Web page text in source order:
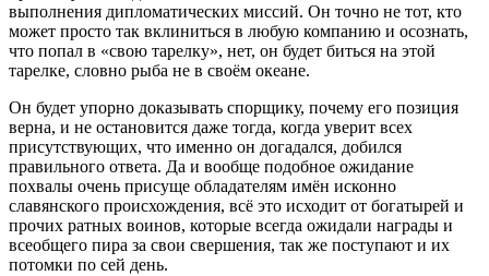
выполнения дипломатических миссий. Он точно не тот, кто
может просто так вклиниться в любую компанию и осознать,
что попал в «свою тарелку», нет, он будет биться на этой
тарелке, словно рыба не в своём океане.
Он будет упорно доказывать спорщику, почему его позиция
верна, и не остановится даже тогда, когда уверит всех
присутствующих, что именно он догадался, добился
правильного ответа. Да и вообще подобное ожидание
похвалы очень присуще обладателям имён исконно
славянского происхождения, всё это исходит от богатырей и
прочих ратных воинов, которые всегда ожидали награды и
всеобщего пира за свои свершения, так же поступают и их
потомки по сей день.